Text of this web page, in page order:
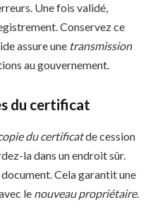
Une fois validé,
Conservez ce
assure une transmission
au gouvernement.
du certificat
du certificatde cession
la dans un endroit sûr.
Cela garantit une
le nouveau propriétaire.